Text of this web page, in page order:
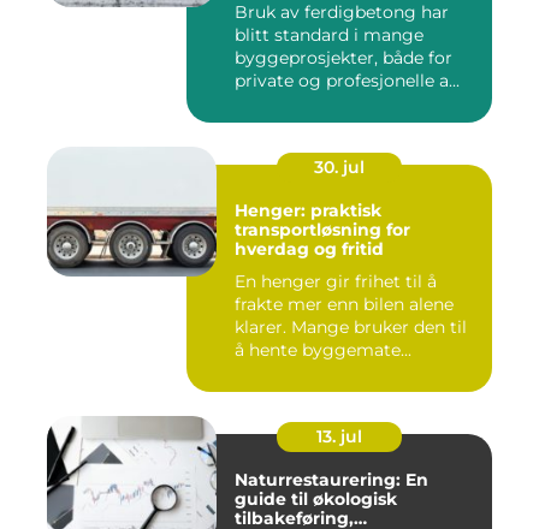
Bruk av ferdigbetong har
blitt standard i mange
byggeprosjekter, både for
private og profesjonelle a...
30. jul
Henger: praktisk
transportløsning for
hverdag og fritid
En henger gir frihet til å
frakte mer enn bilen alene
klarer. Mange bruker den til
å hente byggemate...
13. jul
Naturrestaurering: En
guide til økologisk
tilbakeføring,